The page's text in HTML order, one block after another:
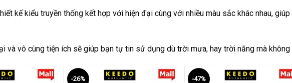
kế kiểu truyền thống kết hợp với hiện đại cùng với nhiều màu sắc khác nhau,
và vô cùng tiện ích sẽ giúp bạn tự tin sử dụng dù trời mưa, hay trời nắng mà
-26% -47%